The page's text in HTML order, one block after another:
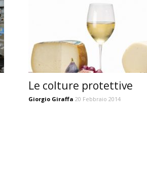
Le colture protettive
Giorgio Giraffa 20 Febbraio 2014